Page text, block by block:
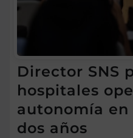
Director SNS
hospitales
autonomía
dos años